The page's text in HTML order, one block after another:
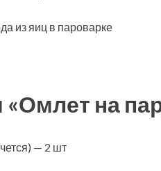
из яиц в пароварке
на
— 2 шт